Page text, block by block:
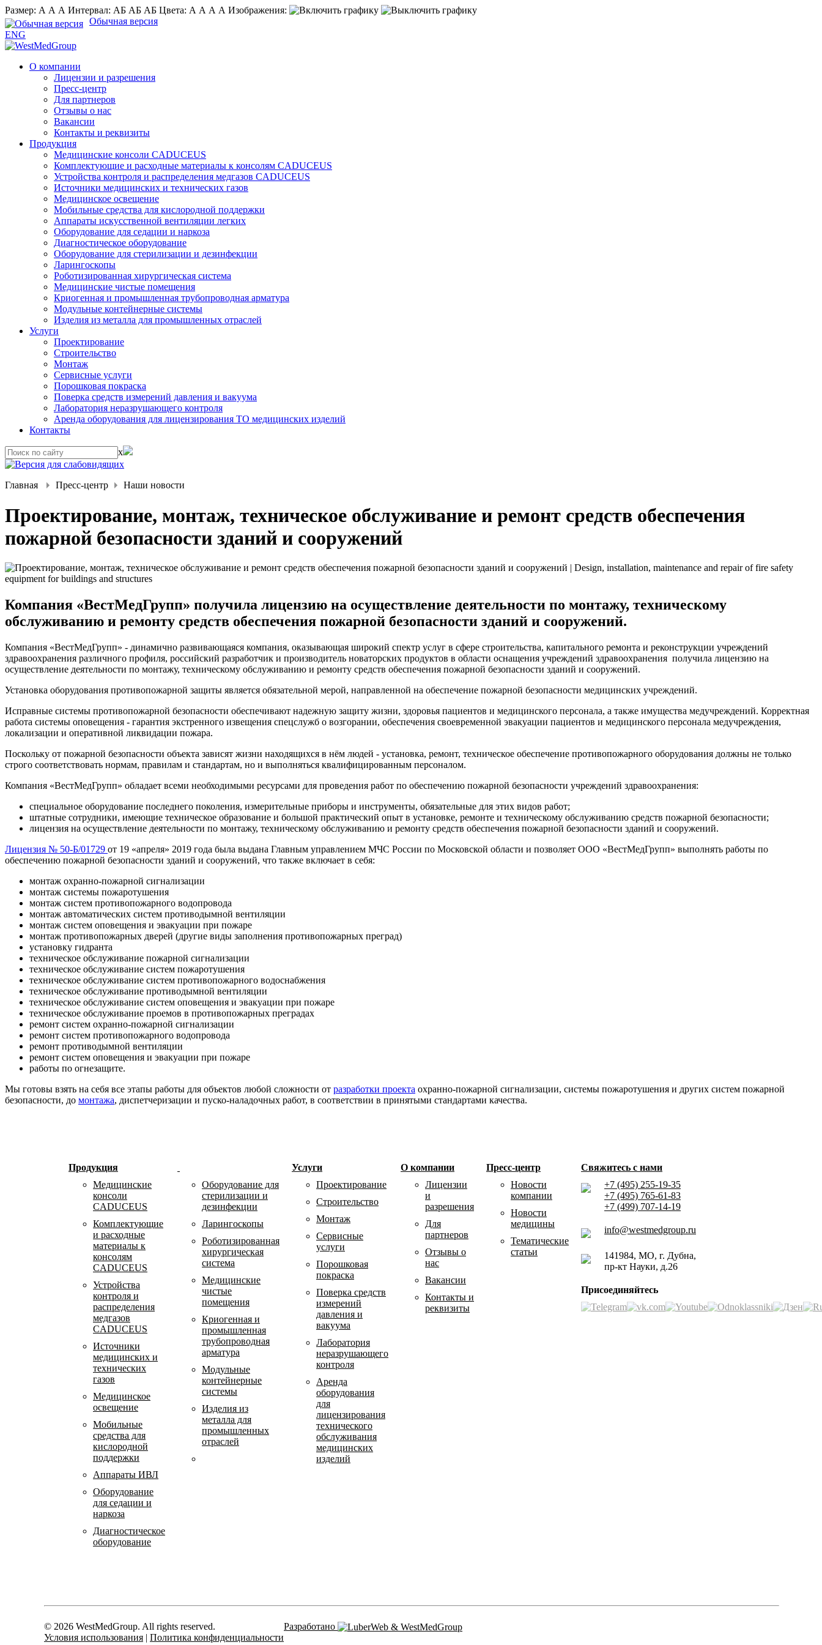
Размер: А А А Интервал: AБ АБ AБ Цвета: А А А А Изображения:
Обычная версия
ENG
О компании
Лицензии и разрешения
Пресс-центр
Для партнеров
Отзывы о нас
Вакансии
Контакты и реквизиты
Продукция
Медицинские консоли CADUCEUS
Комплектующие и расходные материалы к консолям CADUCEUS
Устройства контроля и распределения медгазов CADUCEUS
Источники медицинских и технических газов
Медицинское освещение
Мобильные средства для кислородной поддержки
Аппараты искусственной вентиляции легких
Оборудование для седации и наркоза
Диагностическое оборудование
Оборудование для стерилизации и дезинфекции
Ларингоскопы
Роботизированная хирургическая система
Медицинские чистые помещения
Криогенная и промышленная трубопроводная арматура
Модульные контейнерные системы
Изделия из металла для промышленных отраслей
Услуги
Проектирование
Строительство
Монтаж
Сервисные услуги
Порошковая покраска
Поверка средств измерений давления и вакуума
Лаборатория неразрушающего контроля
Аренда оборудования для лицензирования ТО медицинских изделий
Контакты
x
Главная Пресс-центр Наши новости
Проектирование, монтаж, техническое обслуживание и ремонт средств обеспечения
пожарной безопасности зданий и сооружений
Компания «ВестМедГрупп» получила лицензию на осуществление деятельности по монтажу, техническому
обслуживанию и ремонту средств обеспечения пожарной безопасности зданий и сооружений.
Компания «ВестМедГрупп» - динамично развивающаяся компания, оказывающая широкий спектр услуг в сфере строительства, капитального ремонта и реконструкции учреждений
здравоохранения различного профиля, российский разработчик и производитель новаторских продуктов в области оснащения учреждений здравоохранения получила лицензию на
осуществление деятельности по монтажу, техническому обслуживанию и ремонту средств обеспечения пожарной безопасности зданий и сооружений.
Установка оборудования противопожарной защиты является обязательной мерой, направленной на обеспечение пожарной безопасности медицинских учреждений.
Исправные системы противопожарной безопасности обеспечивают надежную защиту жизни, здоровья пациентов и медицинского персонала, а также имущества медучреждений. Корректная
работа системы оповещения - гарантия экстренного извещения спецслужб о возгорании, обеспечения своевременной эвакуации пациентов и медицинского персонала медучреждения,
локализации и оперативной ликвидации пожара.
Поскольку от пожарной безопасности объекта зависят жизни находящихся в нём людей - установка, ремонт, техническое обеспечение противопожарного оборудования должны не только
строго соответствовать нормам, правилам и стандартам, но и выполняться квалифицированным персоналом.
Компания «ВестМедГрупп» обладает всеми необходимыми ресурсами для проведения работ по обеспечению пожарной безопасности учреждений здравоохранения:
специальное оборудование последнего поколения, измерительные приборы и инструменты, обязательные для этих видов работ;
штатные сотрудники, имеющие техническое образование и большой практический опыт в установке, ремонте и техническому обслуживанию средств пожарной безопасности;
лицензия на осуществление деятельности по монтажу, техническому обслуживанию и ремонту средств обеспечения пожарной безопасности зданий и сооружений.
Лицензия № 50-Б/01729 от 19 «апреля» 2019 года была выдана Главным управлением МЧС России по Московской области и позволяет ООО «ВестМедГрупп» выполнять работы по
обеспечению пожарной безопасности зданий и сооружений, что также включает в себя:
монтаж охранно-пожарной сигнализации
монтаж системы пожаротушения
монтаж систем противопожарного водопровода
монтаж автоматических систем противодымной вентиляции
монтаж систем оповещения и эвакуации при пожаре
монтаж противопожарных дверей (другие виды заполнения противопожарных преград)
установку гидранта
техническое обслуживание пожарной сигнализации
техническое обслуживание систем пожаротушения
техническое обслуживание систем противопожарного водоснабжения
техническое обслуживание противодымной вентиляции
техническое обслуживание систем оповещения и эвакуации при пожаре
техническое обслуживание проемов в противопожарных преградах
ремонт систем охранно-пожарной сигнализации
ремонт систем противопожарного водопровода
ремонт противодымной вентиляции
ремонт систем оповещения и эвакуации при пожаре
работы по огнезащите.
Мы готовы взять на себя все этапы работы для объектов любой сложности от разработки проекта охранно-пожарной сигнализации, системы пожаротушения и других систем пожарной
безопасности, до монтажа, диспетчеризации и пуско-наладочных работ, в соответствии в принятыми стандартами качества.
Продукция
Медицинские
консоли
CADUCEUS
Комплектующие
и расходные
материалы к
консолям
CADUCEUS
Устройства
контроля и
распределения
медгазов
CADUCEUS
Источники
медицинских и
технических
газов
Медицинское
освещение
Мобильные
средства для
кислородной
поддержки
Аппараты ИВЛ
Оборудование
для седации и
наркоза
Диагностическое
оборудование
Оборудование для
стерилизации и
дезинфекции
Ларингоскопы
Роботизированная
хирургическая
система
Медицинские
чистые
помещения
Криогенная и
промышленная
трубопроводная
арматура
Модульные
контейнерные
системы
Изделия из
металла для
промышленных
отраслей
Услуги
Проектирование
Строительство
Монтаж
Сервисные
услуги
Порошковая
покраска
Поверка средств
измерений
давления и
вакуума
Лаборатория
неразрушающего
контроля
Аренда
оборудования
для
лицензирования
технического
обслуживания
медицинских
изделий
О компании
Лицензии
и
разрешения
Для
партнеров
Отзывы о
нас
Вакансии
Контакты и
реквизиты
Пресс-центр
Новости
компании
Новости
медицины
Тематические
статьи
Свяжитесь с нами
+7 (495) 255-19-35
+7 (495) 765-61-83
+7 (499) 707-14-19
info@westmedgroup.ru
141984, МО, г. Дубна,
пр-кт Науки, д.26
Присоединяйтесь
© 2026 WestMedGroup. All rights reserved.
Условия использования | Политика конфиденциальности
Разработано